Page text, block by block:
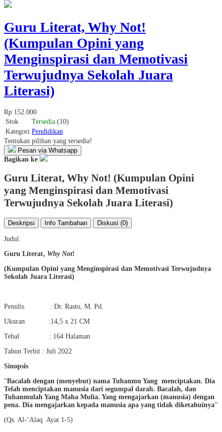
Guru Literat, Why Not!
(Kumpulan Opini yang
Menginspirasi dan Memotivasi
Terwujudnya Sekolah Juara
Literasi)
Rp 152.000
Stok
Tersedia (10)
Kategori Pendidikan
Tentukan pilihan yang tersedia!
Pesan via Whatsapp
Bagikan ke
Guru Literat, Why Not! (Kumpulan Opini
yang Menginspirasi dan Memotivasi
Terwujudnya Sekolah Juara Literasi)
Deskripsi Info Tambahan Diskusi (0)
Judul:
Guru Literat, Why Not!
(Kumpulan Opini yang Menginspirasi dan Memotivasi Terwujudnya
Sekolah Juara Literasi)
Penulis : Dr. Rasto, M. Pd.
Ukuran :14,5 x 21 CM
Tebal : 164 Halaman
Tahun Terbit : Juli 2022
Sinopsis
“Bacalah dengan (menyebut) nama Tuhanmu Yang menciptakan. Dia
Telah menciptakan manusia dari segumpal darah. Bacalah, dan
Tuhanmulah Yang Maha Mulia. Yang mengajarkan (manusia) dengan
pena. Dia mengajarkan kepada manusia apa yang tidak diketahuinya”
(Qs. Al-‘Alaq Ayat 1-5)